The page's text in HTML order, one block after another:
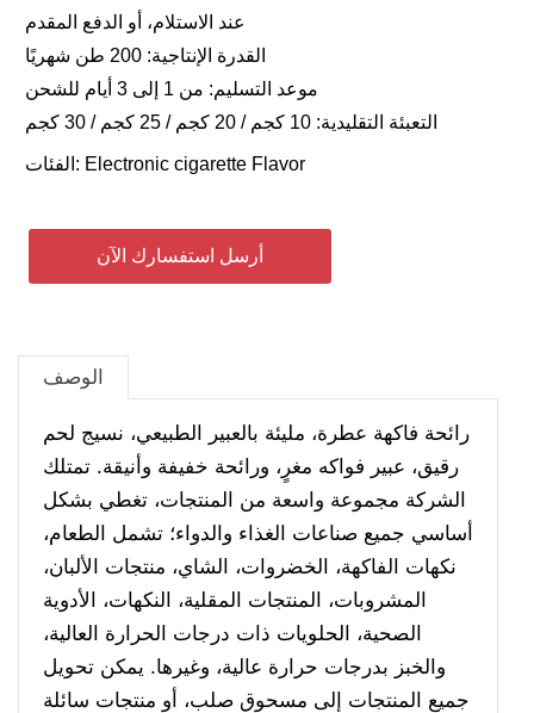
عند الاستلام، أو الدفع المقدم
القدرة الإنتاجية: 200 طن شهريًا
موعد التسليم: من 1 إلى 3 أيام للشحن
التعبئة التقليدية: 10 كجم / 20 كجم / 25 كجم / 30 كجم
الفئات: Electronic cigarette Flavor
أرسل استفسارك الآن
الوصف
رائحة فاكهة عطرة، مليئة بالعبير الطبيعي، نسيج لحم
رقيق، عبير فواكه مغرٍ، ورائحة خفيفة وأنيقة. تمتلك
الشركة مجموعة واسعة من المنتجات، تغطي بشكل
أساسي جميع صناعات الغذاء والدواء؛ تشمل الطعام،
نكهات الفاكهة، الخضروات، الشاي، منتجات الألبان،
المشروبات، المنتجات المقلية، النكهات، الأدوية
الصحية، الحلويات ذات درجات الحرارة العالية،
والخبز بدرجات حرارة عالية، وغيرها. يمكن تحويل
جميع المنتجات إلى مسحوق صلب، أو منتجات سائلة